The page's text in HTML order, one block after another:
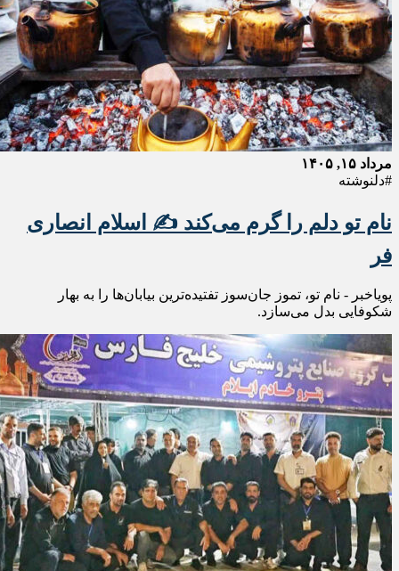
مرداد ۱۵, ۱۴۰۵
#دلنوشته
نام تو دلم را گرم می‌کند ✍️ اسلام انصاری
فر
پویاخبر - نام تو، تموز جان‌سوز تفتیده‌ترین بیابان‌ها را به بهار
شکوفایی بدل می‌سازد.